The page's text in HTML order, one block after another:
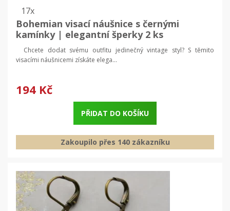
17x
Bohemian visací náušnice s černými
kamínky | elegantní šperky 2 ks
Chcete dodat svému outfitu jedinečný vintage styl? S těmito
visacími náušnicemi získáte elega...
194 Kč
PŘIDAT DO KOŠÍKU
Zakoupilo přes 140 zákazníku